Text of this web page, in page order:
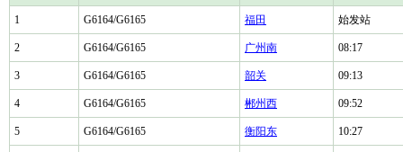
1 G6164/G6165 福田 始发站
2 G6164/G6165 广州南 08:17
3 G6164/G6165 韶关 09:13
4 G6164/G6165 郴州西 09:52
5 G6164/G6165 衡阳东 10:27